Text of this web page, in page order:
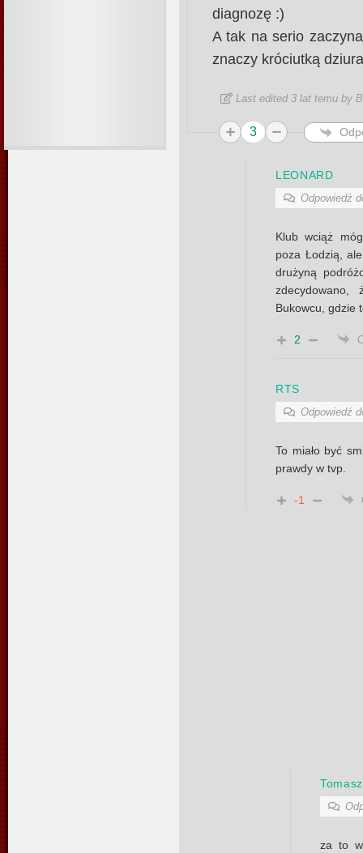
diagnozę :)
A tak na serio
znaczy króciutką
Last edited 3 lat temu by
3
LEONARD
Odpowiedź
Klub wciąż
poza Łodzią,
drużyną
zdecydowano,
Bukowcu, gdzie
2
RTS
Odpowiedź
To miało być
prawdy w tvp.
-1
za to